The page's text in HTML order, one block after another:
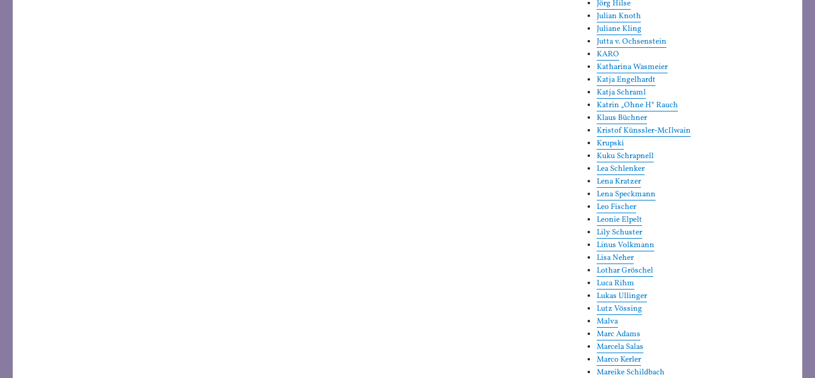
Jörg Hilse
Julian Knoth
Juliane Kling
Jutta v. Ochsenstein
KARO
Katharina Wasmeier
Katja Engelhardt
Katja Schraml
Katrin „Ohne H“ Rauch
Klaus Büchner
Kristof Künssler-McIlwain
Krupski
Kuku Schrapnell
Lea Schlenker
Lena Kratzer
Lena Speckmann
Leo Fischer
Leonie Elpelt
Lily Schuster
Linus Volkmann
Lisa Neher
Lothar Gröschel
Luca Rihm
Lukas Ullinger
Lutz Vössing
Malva
Marc Adams
Marcela Salas
Marco Kerler
Mareike Schildbach